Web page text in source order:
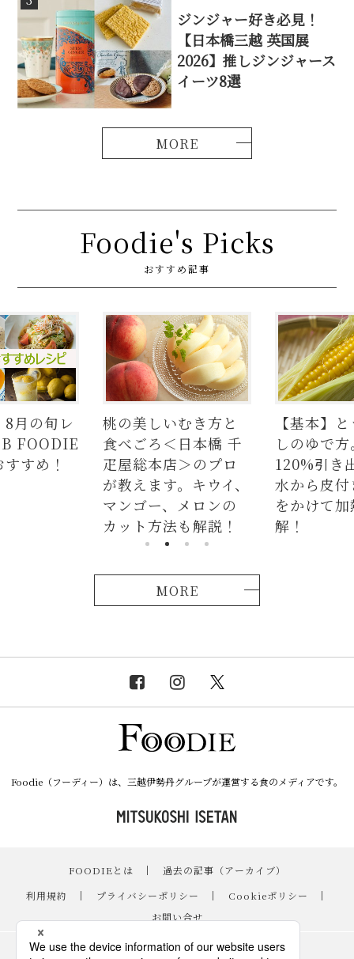
ジンジャー好き必見！
【日本橋三越 英国展
2026】推しジンジャース
イーツ8選
Foodie's Picks
おすすめ記事
むき方と
日本橋 千
＞のプロ
【基本】とうもろこ
しのゆで方。甘さを
120%引き出すには、
水から皮付き＆時間
をかけて加熱が正
解！
【簡単】
の人気レ
ラダはタ
麺、よだ
つかない
説！
MORE
Foodie（フーディー）は、三越伊勢丹グループが運営する食のメディアです。
FOODIEとは ｜
過去の記事（アーカイブ）
｜
利用規約 ｜ プライバシーポリシー ｜ Cookieポリシー
｜
お問い合せ
レシピ ｜ スイーツ